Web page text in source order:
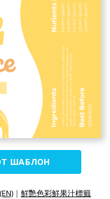
ШАБЛОН
| 鮮艷色彩鮮果汁標籤